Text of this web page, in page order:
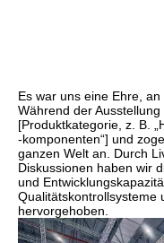
Es war uns eine Ehre,
Während der
[Produktkategorie, z. B.
-komponenten“] und
ganzen Welt an. Durch
Diskussionen haben wir
und
Qualitätskontrollsysteme
hervorgehoben.